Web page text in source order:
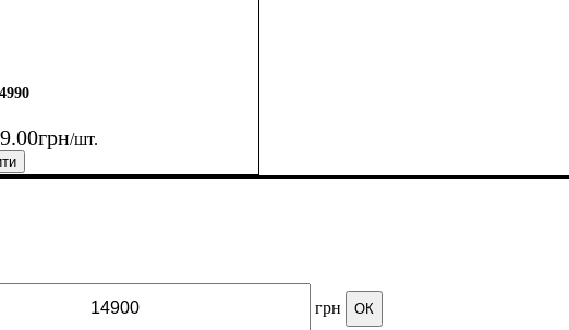
4990
.00грн/шт.
: Україна
грн ОК